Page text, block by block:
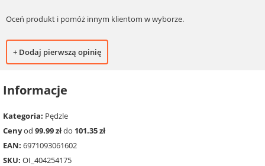
Oceń produkt i pomóż innym klientom w wyborze.
+ Dodaj pierwszą opinię
Informacje
Kategoria: Pędzle
Cenyod 99.99 złdo 101.35 zł
EAN: 6971093061602
SKU: OI_404254175